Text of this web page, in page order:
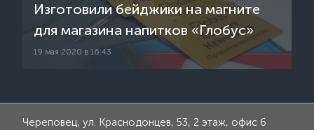
Изготовили бейджики на магните
для магазина напитков «Глобус»
19 мая 2020 в 16:43
Череповец, ул. Краснодонцев, 53, 2 этаж, офис 6